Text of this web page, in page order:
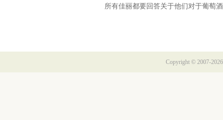
所有佳丽都要回答关于他们对于葡萄
Copyright © 2007-